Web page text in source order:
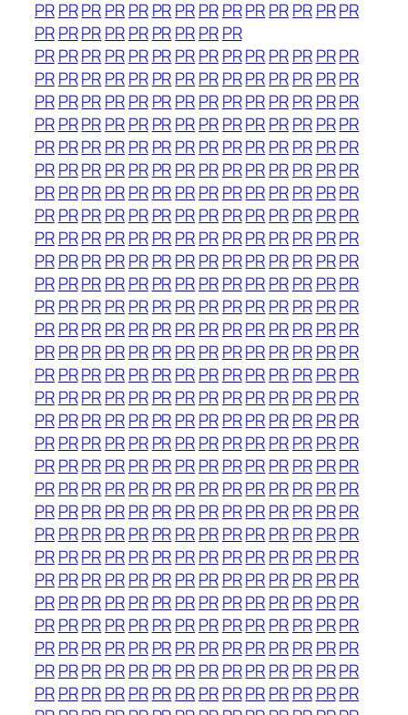
PRPRPRPRPR PRPRPRPRPRPRPR PRPR
PRPRPRPRPR PRPRPRPR
PRPRPRPRPR PRPRPRPRPRPRPR PRPR
PRPRPRPRPR PRPRPRPRPRPRPR PRPR
PRPRPRPRPR PRPRPRPRPRPRPR PRPR
PRPRPRPRPR PRPRPRPRPRPRPR PRPR
PRPRPRPRPR PRPRPRPRPRPRPR PRPR
PRPRPRPRPR PRPRPRPRPRPRPR PRPR
PRPRPRPRPR PRPRPRPRPRPRPR PRPR
PRPRPRPRPR PRPRPRPRPRPRPR PRPR
PRPRPRPRPR PRPRPRPRPRPRPR PRPR
PRPRPRPRPR PRPRPRPRPRPRPR PRPR
PRPRPRPRPR PRPRPRPRPRPRPR PRPR
PRPRPRPRPR PRPRPRPRPRPRPR PRPR
PRPRPRPRPR PRPRPRPRPRPRPR PRPR
PRPRPRPRPR PRPRPRPRPRPRPR PRPR
PRPRPRPRPR PRPRPRPRPRPRPR PRPR
PRPRPRPRPR PRPRPRPRPRPRPR PRPR
PRPRPRPRPR PRPRPRPRPRPRPR PRPR
PRPRPRPRPR PRPRPRPRPRPRPR PRPR
PRPRPRPRPR PRPRPRPRPRPRPR PRPR
PRPRPRPRPR PRPRPRPRPRPRPR PRPR
PRPRPRPRPR PRPRPRPRPRPRPR PRPR
PRPRPRPRPR PRPRPRPRPRPRPR PRPR
PRPRPRPRPR PRPRPRPRPRPRPR PRPR
PRPRPRPRPR PRPRPRPRPRPRPR PRPR
PRPRPRPRPR PRPRPRPRPRPRPR PRPR
PRPRPRPRPR PRPRPRPRPRPRPR PRPR
PRPRPRPRPR PRPRPRPRPRPRPR PRPR
PRPRPRPRPR PRPRPRPRPRPRPR PRPR
PRPRPRPRPR PRPRPRPRPRPRPR PRPR